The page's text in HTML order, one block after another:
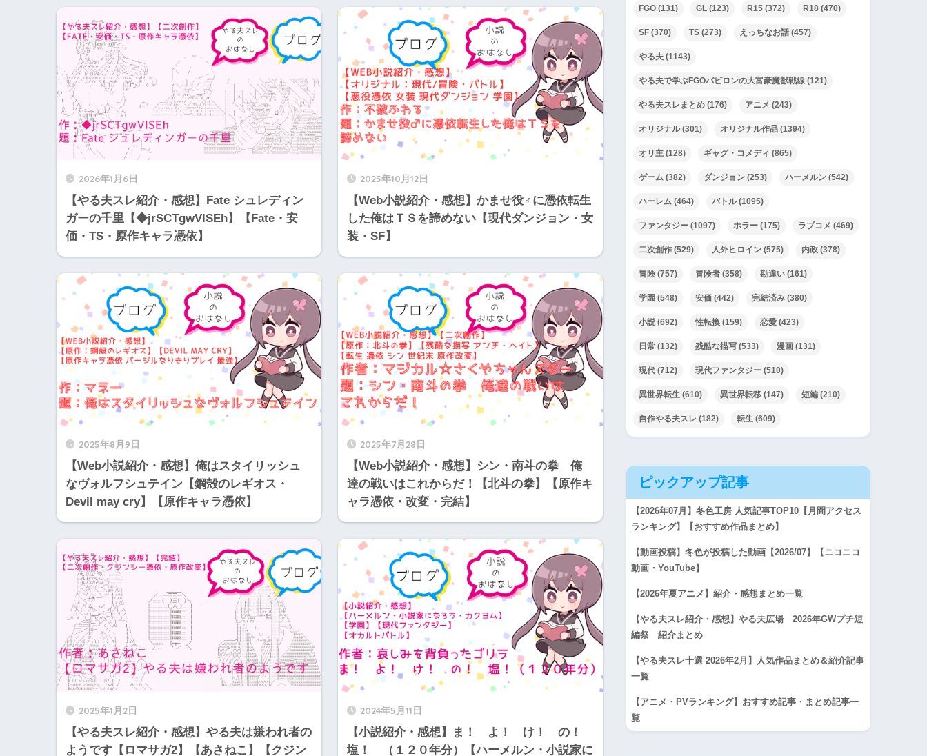
2026年1月6日
【やる夫スレ紹介・感想】Fate シュレディン
ガーの千里【◆jrSCTgwVlSEh】【Fate・安
価・TS・原作キャラ憑依】
2025年10月12日
【Web小説紹介・感想】かませ役♂に憑依転生
した俺はＴＳを諦めない【現代ダンジョン・女
装・SF】
2025年8月9日
【Web小説紹介・感想】俺はスタイリッシュ
なヴォルフシュテイン【鋼殻のレギオス・
Devil may cry】【原作キャラ憑依】
2025年7月28日
【Web小説紹介・感想】シン・南斗の拳 俺
達の戦いはこれからだ！【北斗の拳】【原作キ
ャラ憑依・改変・完結】
2025年1月2日
【やる夫スレ紹介・感想】やる夫は嫌われ者の
ようです【ロマサガ2】【あさねこ】【クジン
2024年5月11日
【小説紹介・感想】ま！ よ！ け！ の！
塩！ （１２０年分）【ハーメルン・小説家に
FGO (131) GL (123) R15 (372) R18 (470)
SF (370) TS (273) えっちなお話 (457)
やる夫 (1143)
やる夫で学ぶFGOバビロンの大富豪魔獣戦線 (121)
やる夫スレまとめ (176) アニメ (243)
オリジナル(301) オリジナル作品 (1394)
オリ主 (128) ギャグ・コメディ (865)
ゲーム (382) ダンジョン (253) ハーメルン (542)
ハーレム (464) バトル(1095)
ファンタジー (1097) ホラー (175) ラブコメ (469)
二次創作 (529) 人外ヒロイン (575) 内政 (378)
冒険 (757) 冒険者 (358) 勘違い (161)
学園 (548) 安価 (442) 完結済み (380)
小説(692) 性転換 (159) 恋愛 (423)
日常 (132) 残酷な描写 (533) 漫画 (131)
現代 (712) 現代ファンタジー (510)
異世界転生 (610) 異世界転移 (147) 短編 (210)
自作やる夫スレ (182) 転生 (609)
ピックアップ記事
【2026年07月】冬色工房 人気記事TOP10【月間アクセス
ランキング】【おすすめ作品まとめ】
【動画投稿】冬色が投稿した動画【2026/07】【ニコニコ
動画・YouTube】
【2026年夏アニメ】紹介・感想まとめ一覧
【やる夫スレ紹介・感想】やる夫広場 2026年GWプチ短
編祭 紹介まとめ
【やる夫スレ十選 2026年2月】人気作品まとめ＆紹介記事
一覧
【アニメ・PVランキング】おすすめ記事・まとめ記事一
覧